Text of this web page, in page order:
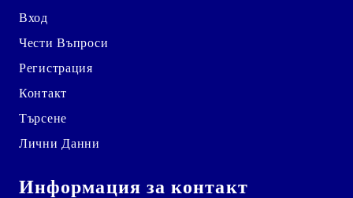
Вход
Чести Въпроси
Регистрация
Контакт
Търсене
Лични Данни
Информация за контакт